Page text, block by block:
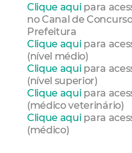
Clique aquipara
no Canal de
Prefeitura
Clique aquipara
(nível médio)
Clique aqui para
(nível superior)
Clique aquipara
(médico veterinário)
Clique aquipara
(médico)